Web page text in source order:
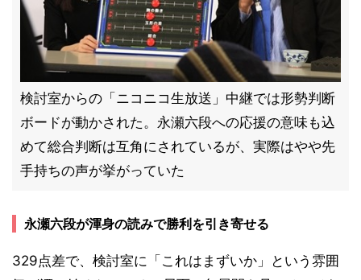
検討室からの「ニコニコ生放送」中継では形勢判断
ボードが動かされた。永瀬六段への応援の意味も込
めて総合判断は互角にされているが、実際はやや先
手持ちの声が挙がっていた
永瀬六段が渾身の読みで勝利を引き寄せる
329点差で、検討室に「これはまずいか」という雰囲